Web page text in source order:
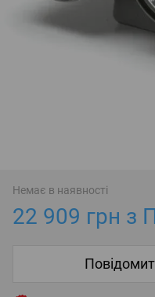
Немає в наявності
22 909 грн з